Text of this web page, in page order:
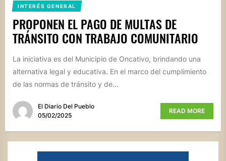
INTERÉS GENERAL
PROPONEN EL PAGO DE MULTAS DE
TRÁNSITO CON TRABAJO COMUNITARIO
La iniciativa es del Municipio de Oncativo, brindando una
alternativa legal y educativa. En el marco del cumplimiento
de las normas de tránsito y de...
El Diario Del Pueblo
05/02/2025
READ MORE